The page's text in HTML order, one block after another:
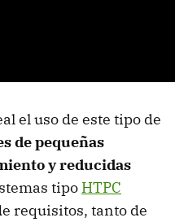
el uso de este tipo de
de pequeñas
y reducidas
tipo HTPC
requisitos, tanto de